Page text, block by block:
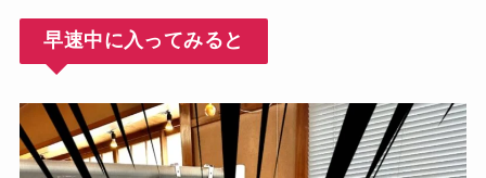
早速中に入ってみると